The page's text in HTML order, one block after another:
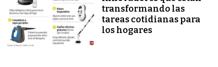
transformando las
tareas cotidianas para
los hogares